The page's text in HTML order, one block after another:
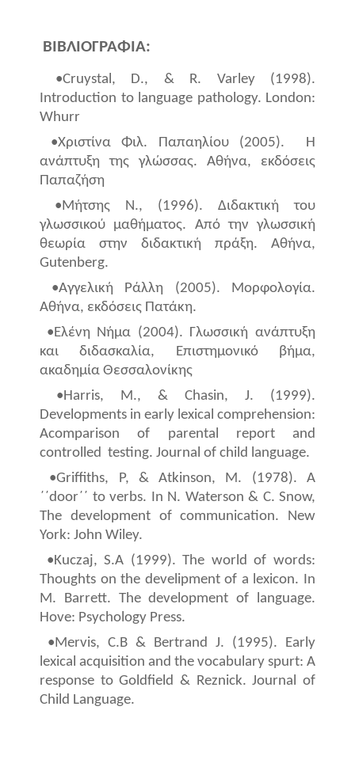
ΒΙΒΛΙΟΓΡΑΦΙΑ:
•Cruystal, D., & R. Varley (1998).
Introduction to language pathology. London:
Whurr
•Χριστίνα Φιλ. Παπαηλίου (2005).
Η
ανάπτυξη της γλώσσας. Αθήνα, εκδόσεις
Παπαζήση
•Μήτσης Ν., (1996). Διδακτική του
γλωσσικού μαθήματος. Από την γλωσσική
θεωρία στην διδακτική πράξη. Αθήνα,
Gutenberg.
•Αγγελική Ράλλη (2005). Μορφολογία.
Αθήνα, εκδόσεις Πατάκη.
•Ελένη Νήμα (2004). Γλωσσική ανάπτυξη
και διδασκαλία, Επιστημονικό βήμα,
ακαδημία Θεσσαλονίκης
•Harris, M., & Chasin, J. (1999).
Developments in early lexical comprehension:
Acomparison of parental report and
controlled testing. Journal of child language.
•Griffiths, P, & Atkinson, M. (1978). A
΄΄door΄΄ to verbs. In N. Waterson & C. Snow,
The development of communication. New
York: John Wiley.
•Kuczaj, S.A (1999). The world of words:
Thoughts on the develipment of a lexicon. In
M. Barrett. The development of language.
Hove: Psychology Press.
•Mervis, C.B & Bertrand J. (1995). Early
lexical acquisition and the vocabulary spurt: A
response to Goldfield & Reznick. Journal of
Child Language.